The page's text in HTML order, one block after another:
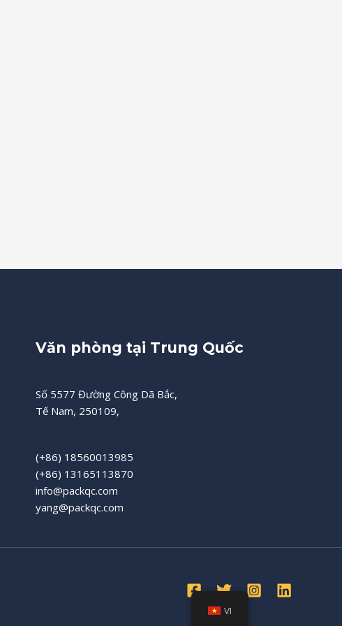
Văn phòng tại Trung Quốc
Số 5577 Đường Công Dã Bắc,
Tế Nam, 250109,
(+86) 18560013985
(+86) 13165113870
info@packqc.com
yang@packqc.com
VI